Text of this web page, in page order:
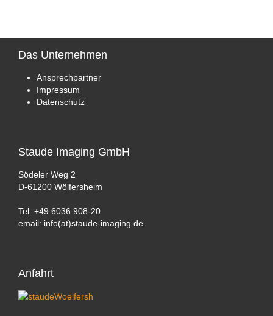
Das Unternehmen
Ansprechpartner
Impressum
Datenschutz
Staude Imaging GmbH
Södeler Weg 2
D-61200 Wölfersheim
Tel: +49 6036 908-20
email: info(at)staude-imaging.de
Anfahrt